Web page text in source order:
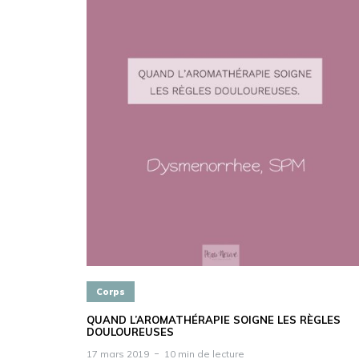
Corps
QUAND L’AROMATHÉRAPIE SOIGNE LES RÈGLES
DOULOUREUSES
17 mars 2019 10 min de lecture